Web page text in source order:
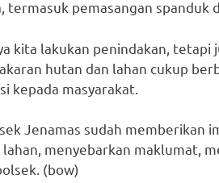
termasuk pemasangan spanduk
kita lakukan penindakan, tetapi
hutan dan lahan cukup
kepada masyarakat.
Jenamas sudah memberikan
menyebarkan maklumat,
(bow)